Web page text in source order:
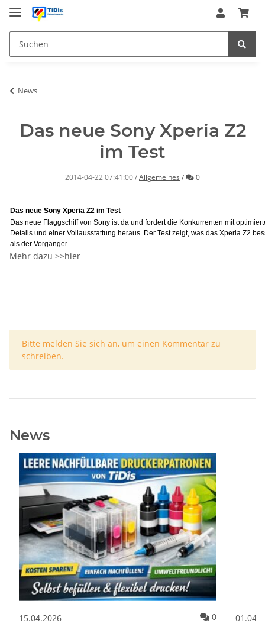
News
Das neue Sony Xperia Z2
im Test
2014-04-22 07:41:00/Allgemeines / Kommentare
0
Das neue Sony Xperia Z2 im Test
Das neue Flaggschiff von Sony ist da und fordert die Konkurrenten mit
Details und einer Vollausstattung heraus. Der Test zeigt, was das Xperia Z2
als der Vorgänger.
Mehr dazu >>hier
x
Bitte melden Sie sich an, um einen Kommentar zu
schreiben.
News
15.04.2026 Kommentare
0